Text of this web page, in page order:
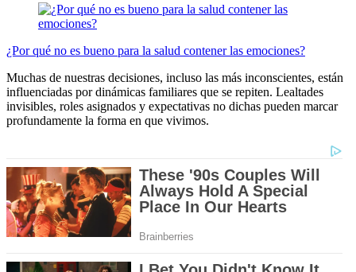
¿Por qué no es bueno para la salud contener las emociones?
Muchas de nuestras decisiones, incluso las más inconscientes, están
influenciadas por dinámicas familiares que se repiten. Lealtades
invisibles, roles asignados y expectativas no dichas pueden marcar
profundamente la forma en que vivimos.